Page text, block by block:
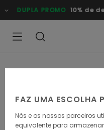
para
a
PROMO 10% de
FAZ UMA ESCOLHA
Nós e os nossos parceiros
equivalente para